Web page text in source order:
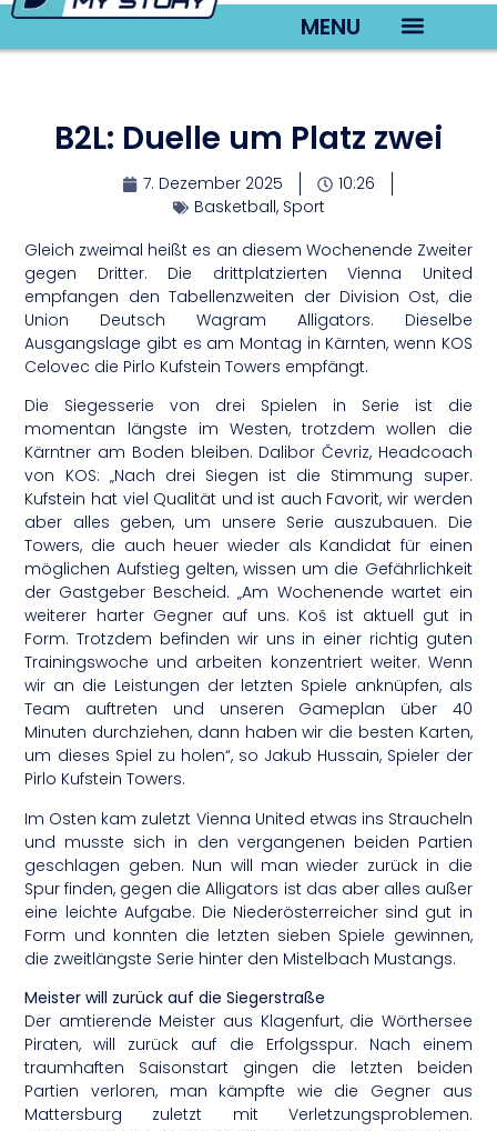
MENU
B2L: Duelle um Platz zwei
7. Dezember 2025
10:26
Basketball, Sport
Gleich zweimal heißt es an diesem Wochenende Zweiter
gegen Dritter. Die drittplatzierten Vienna United
empfangen den Tabellenzweiten der Division Ost, die
Union Deutsch Wagram Alligators. Dieselbe
Ausgangslage gibt es am Montag in Kärnten, wenn KOS
Celovec die Pirlo Kufstein Towers empfängt.
Die Siegesserie von drei Spielen in Serie ist die
momentan längste im Westen, trotzdem wollen die
Kärntner am Boden bleiben. Dalibor Čevriz, Headcoach
von KOS: „Nach drei Siegen ist die Stimmung super.
Kufstein hat viel Qualität und ist auch Favorit, wir werden
aber alles geben, um unsere Serie auszubauen. Die
Towers, die auch heuer wieder als Kandidat für einen
möglichen Aufstieg gelten, wissen um die Gefährlichkeit
der Gastgeber Bescheid. „Am Wochenende wartet ein
weiterer harter Gegner auf uns. Koš ist aktuell gut in
Form. Trotzdem befinden wir uns in einer richtig guten
Trainingswoche und arbeiten konzentriert weiter. Wenn
wir an die Leistungen der letzten Spiele anknüpfen, als
Team auftreten und unseren Gameplan über 40
Minuten durchziehen, dann haben wir die besten Karten,
um dieses Spiel zu holen“, so Jakub Hussain, Spieler der
Pirlo Kufstein Towers.
Im Osten kam zuletzt Vienna United etwas ins Straucheln
und musste sich in den vergangenen beiden Partien
geschlagen geben. Nun will man wieder zurück in die
Spur finden, gegen die Alligators ist das aber alles außer
eine leichte Aufgabe. Die Niederösterreicher sind gut in
Form und konnten die letzten sieben Spiele gewinnen,
die zweitlängste Serie hinter den Mistelbach Mustangs.
Meister will zurück auf die Siegerstraße
Der amtierende Meister aus Klagenfurt, die Wörthersee
Piraten, will zurück auf die Erfolgsspur. Nach einem
traumhaften Saisonstart gingen die letzten beiden
Partien verloren, man kämpfte wie die Gegner aus
Mattersburg zuletzt mit Verletzungsproblemen.